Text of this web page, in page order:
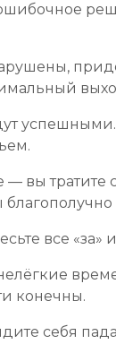
ошибочное
— вы
все
конечны.
себя